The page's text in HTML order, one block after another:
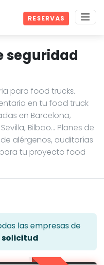
RESERVAS
seguridad
para food trucks.
en tu food truck
en Barcelona,
Bilbao… Planes de
alérgenos, auditorías
tu proyecto food
las empresas de
solicitud